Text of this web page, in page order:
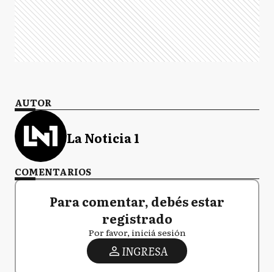
AUTOR
La Noticia 1
COMENTARIOS
Para comentar, debés estar
registrado
Por favor, iniciá sesión
INGRESA